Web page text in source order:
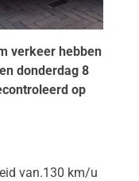
verkeer hebben
donderdag 8
op
van.130 km/u